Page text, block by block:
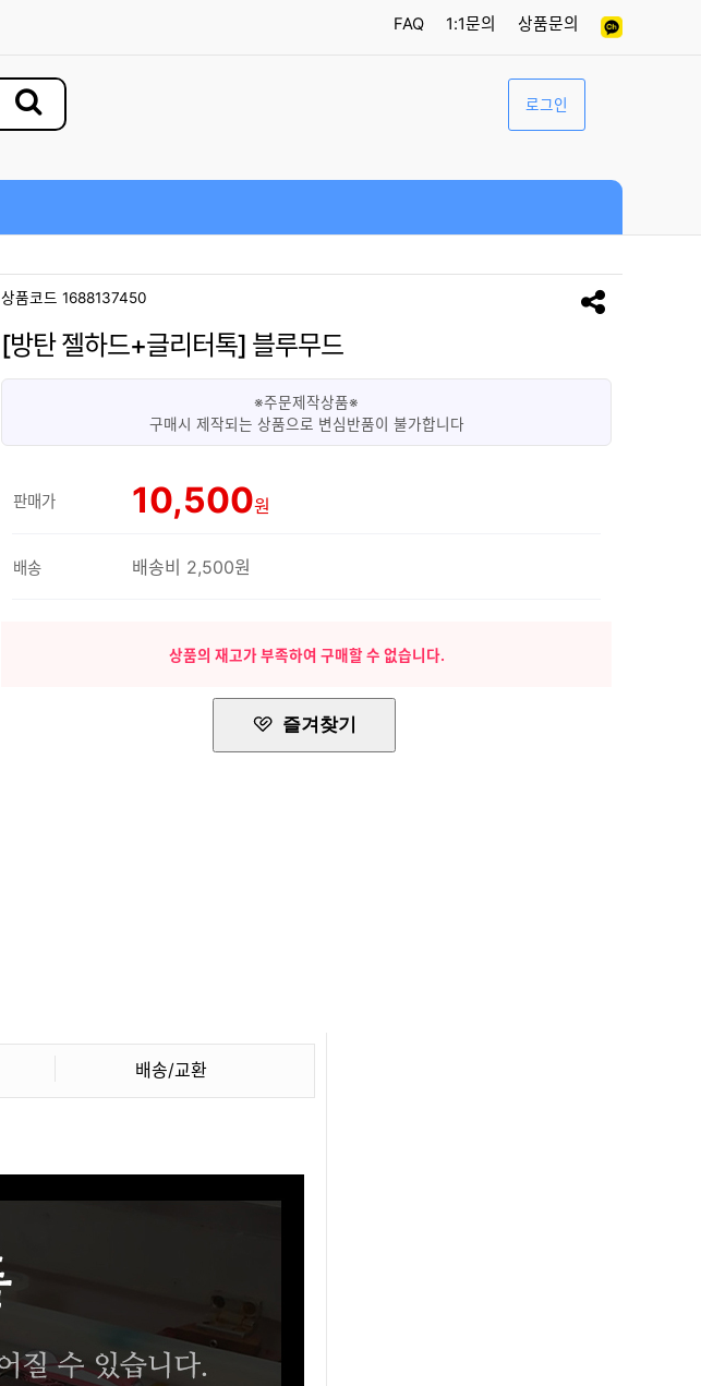
FAQ 1:1문의 상품문의
로그인
상품코드 1688137450
[방탄 젤하드+글리터톡] 블루무드
※주문제작상품※
구매시 제작되는 상품으로 변심반품이 불가합니다
판매가 10,500원
배송 배송비 2,500원
상품의 재고가 부족하여 구매할 수 없습니다.
즐겨찾기
배송/교환